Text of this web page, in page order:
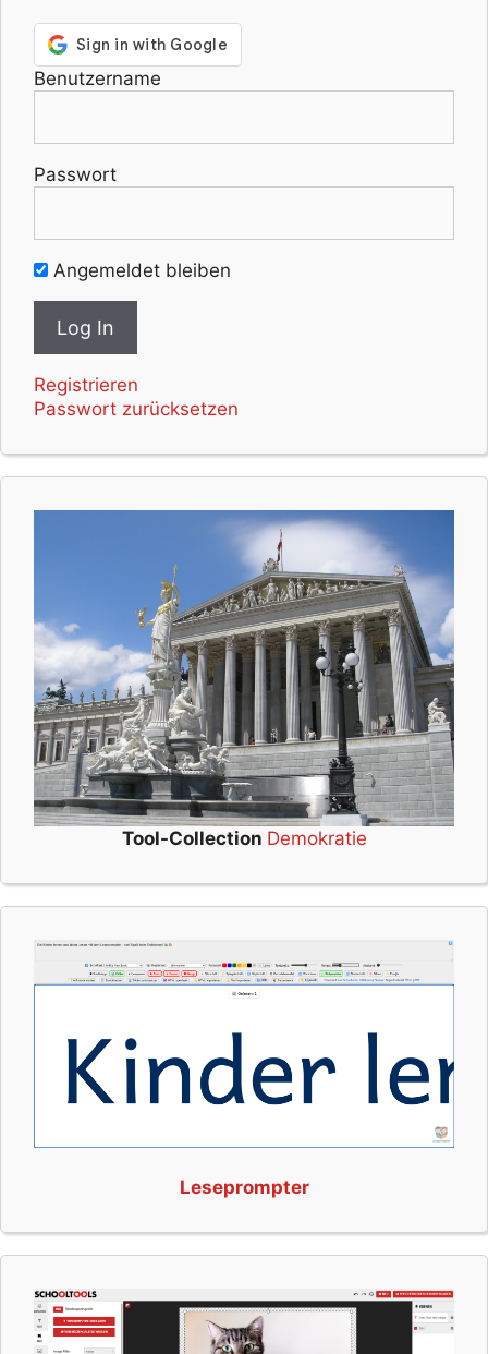
Benutzername
Passwort
Angemeldet bleiben
Registrieren
Passwort zurücksetzen
Tool-Collection Demokratie
Leseprompter